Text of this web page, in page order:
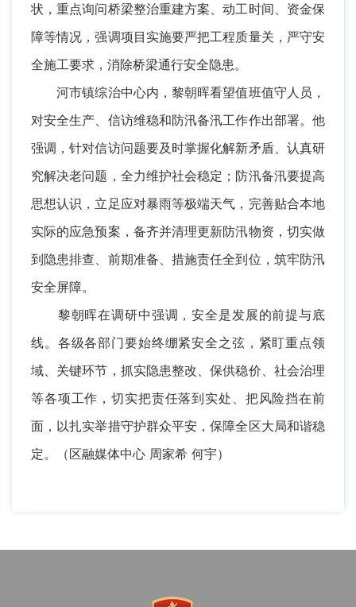
状，重点询问桥梁整治重建方案、动工时间、资金保
障等情况，强调项目实施要严把工程质量关，严守安
全施工要求，消除桥梁通行安全隐患。
河市镇综治中心内，黎朝晖看望值班值守人员，
对安全生产、信访维稳和防汛备汛工作作出部署。他
强调，针对信访问题要及时掌握化解新矛盾、认真研
究解决老问题，全力维护社会稳定；防汛备汛要提高
思想认识，立足应对暴雨等极端天气，完善贴合本地
实际的应急预案，备齐并清理更新防汛物资，切实做
到隐患排查、前期准备、措施责任全到位，筑牢防汛
安全屏障。
黎朝晖在调研中强调，安全是发展的前提与底
线。各级各部门要始终绷紧安全之弦，紧盯重点领
域、关键环节，抓实隐患整改、保供稳价、社会治理
等各项工作，切实把责任落到实处、把风险挡在前
面，以扎实举措守护群众平安，保障全区大局和谐稳
定。（区融媒体中心 周家希 何宇）